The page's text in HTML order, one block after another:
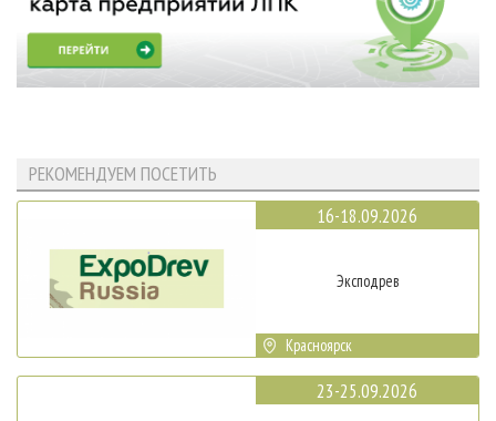
РЕКОМЕНДУЕМ ПОСЕТИТЬ
16-18.09.2026
Эксподрев
Красноярск
23-25.09.2026